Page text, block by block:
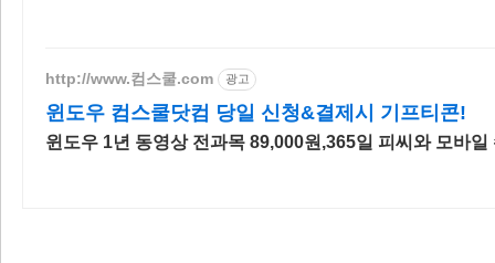
http://www.컴스쿨.com 광고
윈도우 컴스쿨닷컴 당일 신청&결제시 기프티콘!
윈도우 1년 동영상 전과목 89,000원,365일 피씨와 모바일